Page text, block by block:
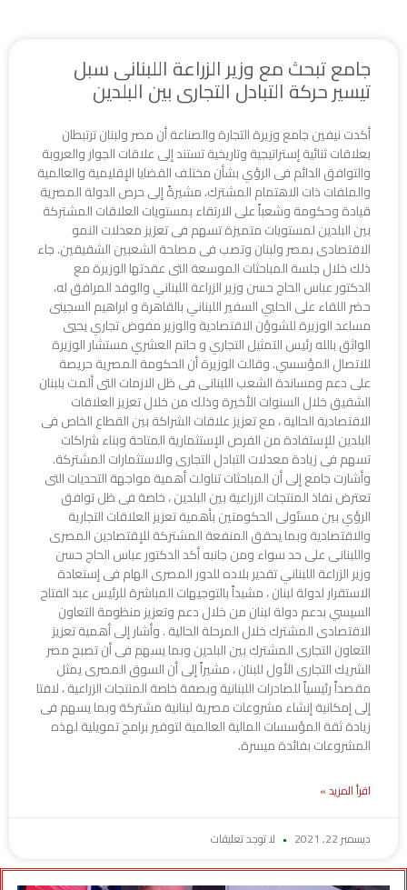
جامع تبحث مع وزير الزراعة اللبنانى سبل
تيسير حركة التبادل التجارى بين البلدين
أكدت نيفين جامع وزيرة التجارة والصناعة أن مصر ولبنان ترتبطان
بعلاقات ثنائية إستراتيجية وتاريخية تستند إلى علاقات الجوار والعروبة
والتوافق الدائم فى الرؤي بشأن مختلف القضايا الإقليمية والعالمية
والملفات ذات الاهتمام المشترك، مشيرةً إلى حرص الدولة المصرية
قيادة وحكومة وشعباً على الارتقاء بمستويات العلاقات المشتركة
بين البلدين لمستويات متميزة تسهم فى تعزيز معدلات النمو
الاقتصادى بمصر ولبنان وتصب فى مصلحة الشعبين الشقيقين. جاء
ذلك خلال جلسة المباحثات الموسعة التى عقدتها الوزيرة مع
الدكتور عباس الحاج حسن وزير الزراعة اللبناني والوفد المرافق له،
حضر اللقاء على الحلبي السفير اللبناني بالقاهرة و ابراهيم السجينى
مساعد الوزيرة للشوؤن الاقتصادية والوزير مفوض تجاري يحيي
الواثق بالله رئيس التمثيل التجاري و حاتم العشري مستشار الوزيرة
للاتصال المؤسسي. وقالت الوزيرة أن الحكومة المصرية حريصة
على دعم ومساندة الشعب اللبنانى فى ظل الازمات التى ألمت بلبنان
الشقيق خلال السنوات الأخيرة وذلك من خلال تعزيز العلاقات
الاقتصادية الحالية ، مع تعزيز علاقات الشراكة بين القطاع الخاص فى
البلدين للإستفادة من الفرص الإستثمارية المتاحة وبناء شراكات
تسهم فى زيادة معدلات التبادل التجارى والاستثمارات المشتركة.
وأشارت جامع إلى أن المباحثات تناولت أهمية مواجهة التحديات التى
تعترض نفاذ المنتجات الزراعية بين البلدين ، خاصة فى ظل توافق
الرؤي بين مسئولى الحكومتين بأهمية تعزيز العلاقات التجارية
والاقتصادية وبما يحقق المنفعة المشتركة للإقتصادين المصرى
واللبنانى على حد سواء ومن جانبه أكد الدكتور عباس الحاج حسن
وزير الزراعة اللبناني تقدير بلاده للدور المصرى الهام فى إستعادة
الاستقرار لدولة لبنان ، مشيداً بالتوجيهات المباشرة للرئيس عبد الفتاح
السيسي بدعم دولة لبنان من خلال دعم وتعزيز منظومة التعاون
الاقتصادى المشترك خلال المرحلة الحالية . وأشار إلى أهمية تعزيز
التعاون التجارى المشترك بين البلدين وبما يسهم فى أن تصبح مصر
الشريك التجارى الأول للبنان ، مشيراً إلى أن السوق المصرى يمثل
مقصداً رئيسياً للصادرات اللبنانية وبصفة خاصة المنتجات الزراعية ، لافتا
إلى إمكانية إنشاء مشروعات مصرية لبنانية مشتركة وبما يسهم فى
زيادة ثقة المؤسسات المالية العالمية لتوفير برامج تمويلية لهذه
المشروعات بفائدة ميسرة.
اقرأ المزيد »
ديسمبر 22, 2021 لا توجد تعليقات